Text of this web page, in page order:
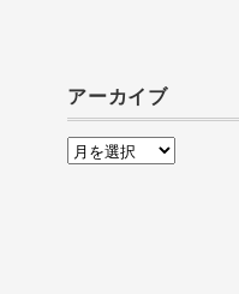
アーカイブ
ア